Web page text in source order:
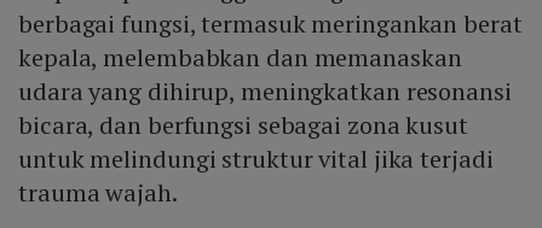
berbagai fungsi, termasuk meringankan berat
kepala, melembabkan dan memanaskan
udara yang dihirup, meningkatkan resonansi
bicara, dan berfungsi sebagai zona kusut
untuk melindungi struktur vital jika terjadi
trauma wajah.